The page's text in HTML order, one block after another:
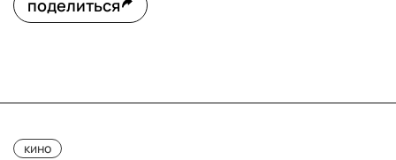
поделиться
кино